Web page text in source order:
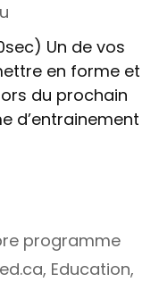
Un de vos
en forme et
du prochain
d’entrainement
programme
, Education,